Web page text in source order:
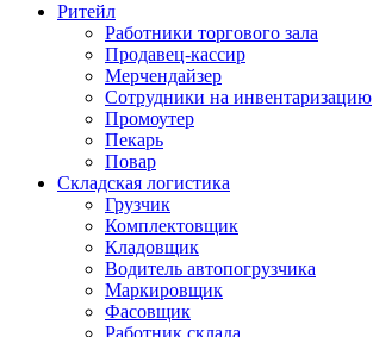
Ритейл
Работники торгового зала
Продавец-кассир
Мерчендайзер
Сотрудники на инвентаризацию
Промоутер
Пекарь
Повар
Складская логистика
Грузчик
Комплектовщик
Кладовщик
Водитель автопогрузчика
Маркировщик
Фасовщик
Работник склада